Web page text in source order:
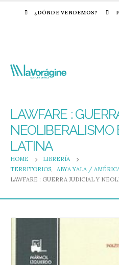
¿DÓNDE VENDEMOS?
LAWFARE :
NEOLIBERALISMO
LATINA
HOME
LIBRERÍA
TERRITORIOS,
ABYA YALA /
LAWFARE : GUERRA JUDICIAL Y